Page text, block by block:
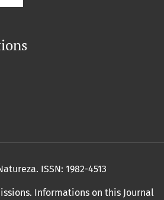
ISSN: 1982-4513
Informations on this Journal